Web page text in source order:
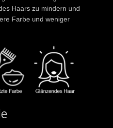
Haars zu mindern und
Farbe und weniger